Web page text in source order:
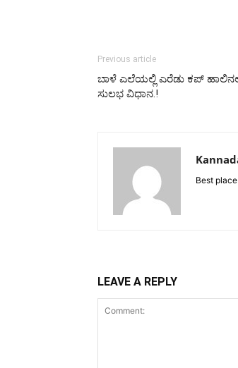
Previous article
ಬಾಳೆ ಎಲೆಯಲ್ಲಿ ಎರೆಡು ಕಪ್
ಸುಲಭ ವಿಧಾನ.!
Best
LEAVE A REPLY